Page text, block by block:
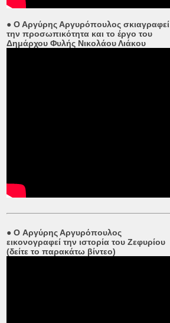
● Ο Αργύρης Αργυρόπουλος σκιαγραφεί
την προσωπικότητα και το έργο του
Δημάρχου Φυλής Νικολάου Λιάκου
● O Αργύρης Αργυρόπουλος
εικονογραφεί την ιστορία του Ζεφυρίου
(δείτε το παρακάτω βίντεο)